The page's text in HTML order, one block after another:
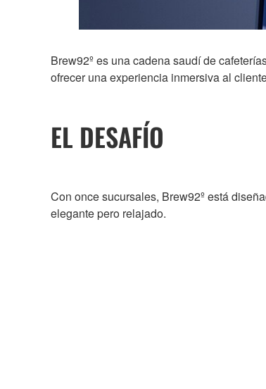
Brew92º es una cadena saudí de
ofrecer una experiencia inmersiva al
EL DESAFÍO
Con once sucursales, Brew92º está
elegante pero relajado.